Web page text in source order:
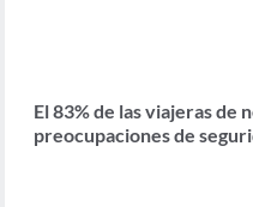
El 83% de las viajeras de
preocupaciones de